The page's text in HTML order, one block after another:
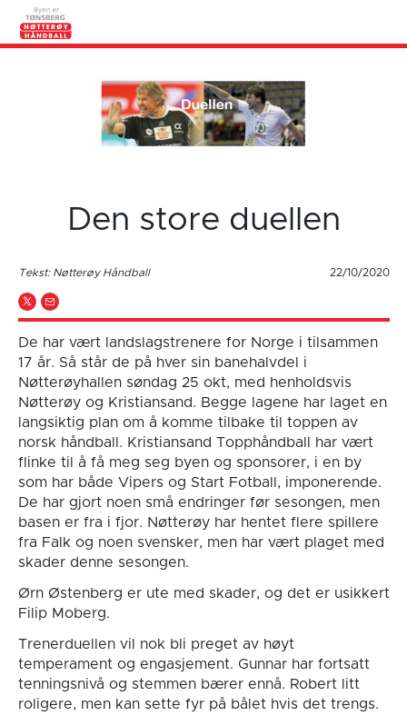
Den store duellen
Tekst: Nøtterøy Håndball 22/10/2020
De har vært landslagstrenere for Norge i tilsammen
17 år. Så står de på hver sin banehalvdel i
Nøtterøyhallen søndag 25 okt, med henholdsvis
Nøtterøy og Kristiansand. Begge lagene har laget en
langsiktig plan om å komme tilbake til toppen av
norsk håndball. Kristiansand Topphåndball har vært
flinke til å få meg seg byen og sponsorer, i en by
som har både Vipers og Start Fotball, imponerende.
De har gjort noen små endringer før sesongen, men
basen er fra i fjor. Nøtterøy har hentet flere spillere
fra Falk og noen svensker, men har vært plaget med
skader denne sesongen.
Ørn Østenberg er ute med skader, og det er usikkert
Filip Moberg.
Trenerduellen vil nok bli preget av høyt
temperament og engasjement. Gunnar har fortsatt
tenningsnivå og stemmen bærer ennå. Robert litt
roligere, men kan sette fyr på bålet hvis det trengs.